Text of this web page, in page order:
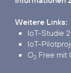
Weitere Links:
IoT-Studie
IoT-
O2 Free mit